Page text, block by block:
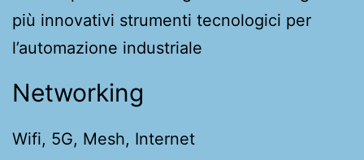
più innovativi strumenti tecnologici per
l’automazione industriale
Networking
Wifi, 5G, Mesh, Internet